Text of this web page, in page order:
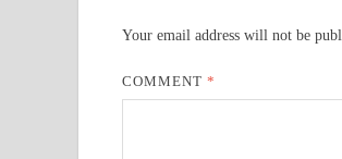
Your email address will not be
COMMENT*